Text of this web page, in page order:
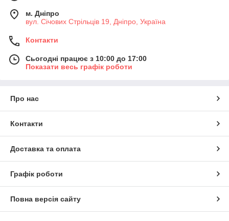
м. Дніпро
вул. Січових Стрільців 19, Дніпро, Україна
Контакти
Сьогодні працює з 10:00 до 17:00
Показати весь графік роботи
Про нас
Контакти
Доставка та оплата
Графік роботи
Повна версія сайту